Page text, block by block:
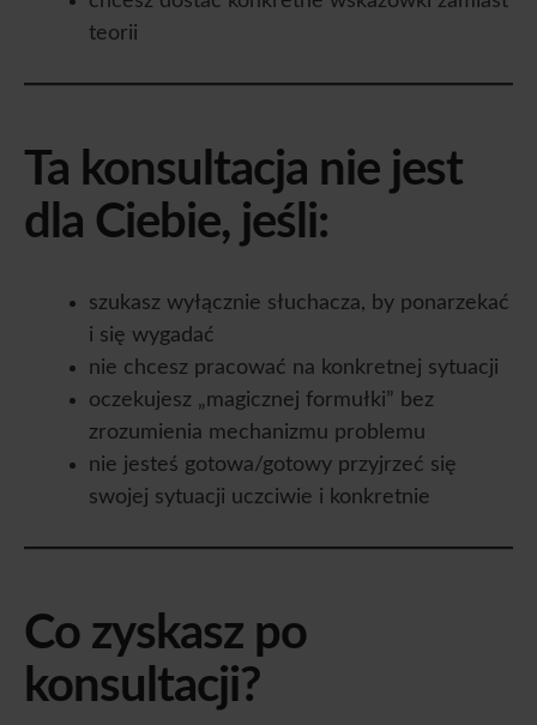
teorii
Ta konsultacja nie jest
dla Ciebie, jeśli:
szukasz wyłącznie słuchacza, by ponarzekać
i się wygadać
nie chcesz pracować na konkretnej sytuacji
oczekujesz „magicznej formułki” bez
zrozumienia mechanizmu problemu
nie jesteś gotowa/gotowy przyjrzeć się
swojej sytuacji uczciwie i konkretnie
Co zyskasz po
konsultacji?